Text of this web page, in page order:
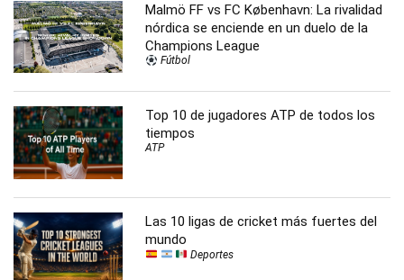
Malmö FF vs FC København: La rivalidad
nórdica se enciende en un duelo de la
Champions League
Fútbol
Top 10 de jugadores ATP de todos los
tiempos
ATP
Las 10 ligas de cricket más fuertes del
mundo
Deportes